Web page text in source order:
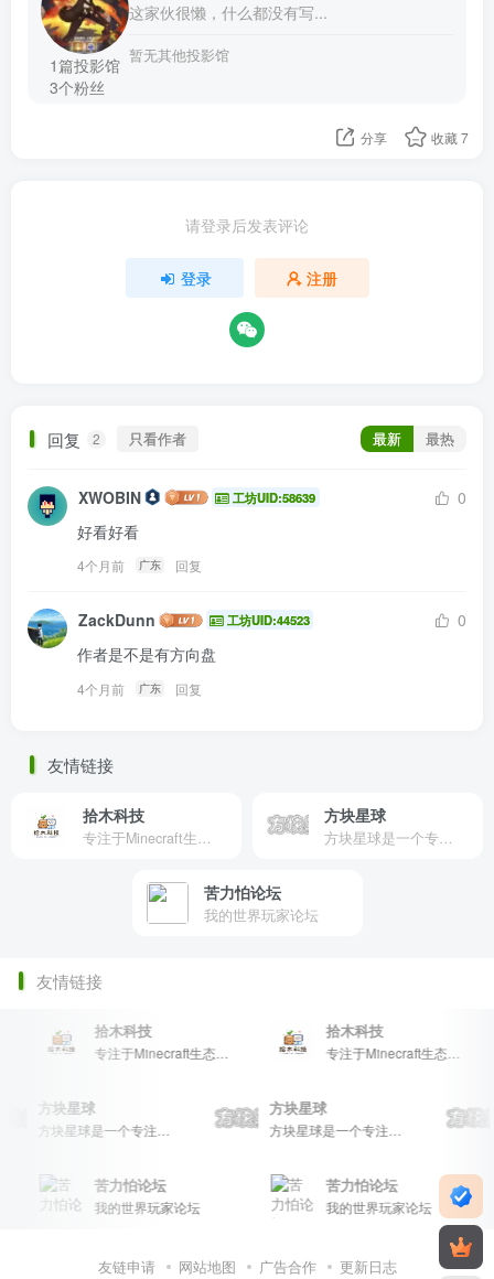
1篇投影馆
3个粉丝
这家伙很懒，什么都没有写...
暂无其他投影馆
分享 收藏7
请登录后发表评论
登录 注册
回复 2 只看作者 最新 最热
XWOBIN 工坊UID:58639
0
好看好看
4个月前 广东 回复
ZackDunn 工坊UID:44523
0
作者是不是有方向盘
4个月前 广东 回复
友情链接
拾木科技
专注于Minecraft生态建设
方块星球
方块星球是一个专注于我的世界的中文论坛，提供丰富的资源分享、玩家交流和创意展示，包括地图、皮肤、数据包等内容，打造Minecraft玩家的专属社区乐园！
苦力怕论坛
我的世界玩家论坛
友情链接
拾木科技
专注于Minecraft生态建设
拾木科技
专注于Minecraft生态建设
方块星球 方块星球
苦力怕论坛
我的世界玩家论坛
苦力怕论坛
我的世界玩家论坛
友链申请 网站地图 广告合作 更新日志